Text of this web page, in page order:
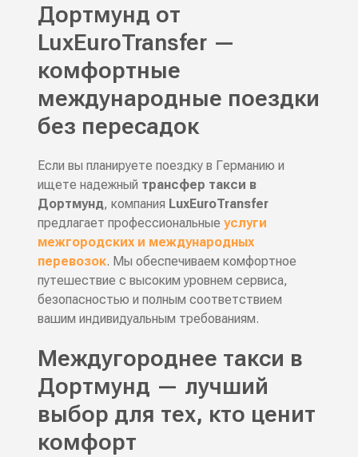
Дортмунд от
LuxEuroTransfer —
комфортные
международные поездки
без пересадок
Если вы планируете поездку в Германию и
ищете надежный трансфер такси в
Дортмунд, компания LuxEuroTransfer
предлагает профессиональные услуги
межгородских и международных
перевозок. Мы обеспечиваем комфортное
путешествие с высоким уровнем сервиса,
безопасностью и полным соответствием
вашим индивидуальным требованиям.
Междугороднее такси в
Дортмунд — лучший
выбор для тех, кто ценит
комфорт